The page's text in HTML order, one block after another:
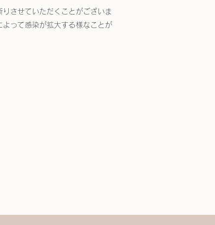
させていただくことがございま
って感染が拡大する様なことが